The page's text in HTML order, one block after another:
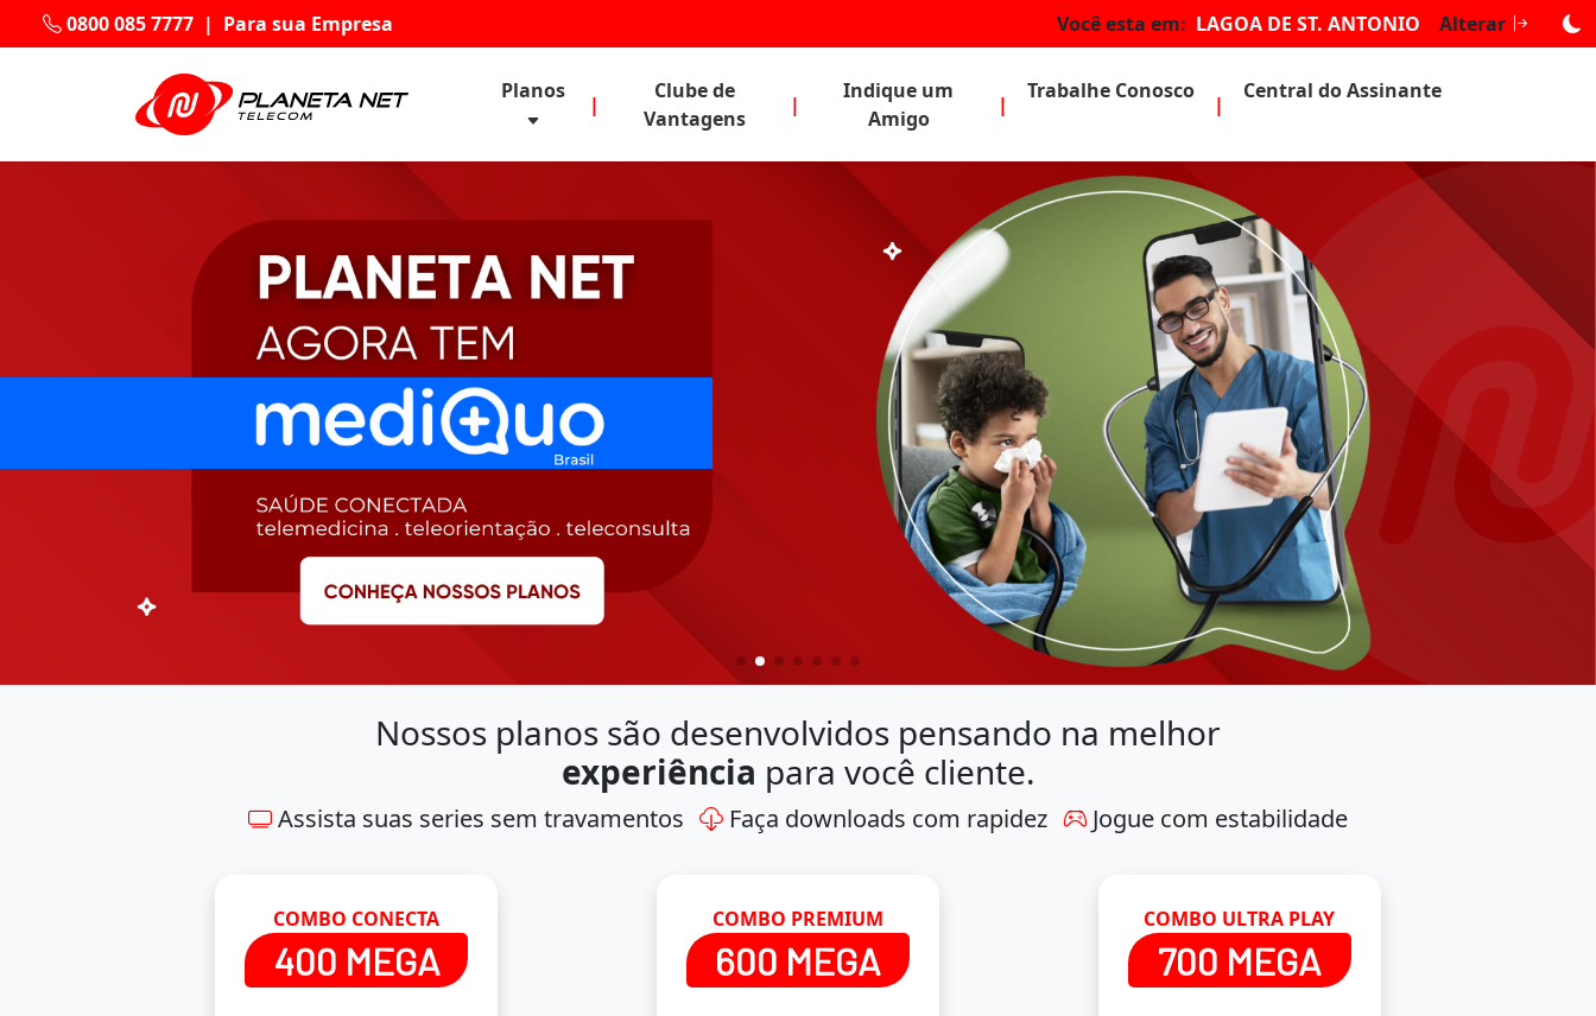
0800 085 7777 | Para sua Empresa Você esta em: LAGOA DE ST. ANTONIO Alterar
Planos
|
Clube de
Vantagens
|
Indique um
Amigo
|
Trabalhe Conosco
|
Central do Assinante
Nossos planos são desenvolvidos pensando na melhor
experiência para você cliente.
Assista suas series sem travamentos Faça downloads com rapidez Jogue com estabilidade
COMBO CONECTA
400 MEGA
COMBO PREMIUM
600 MEGA
COMBO ULTRA PLAY
700 MEGA